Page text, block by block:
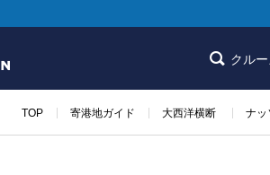
クル
TOP 寄港地ガイド 大西洋横断 ナッ